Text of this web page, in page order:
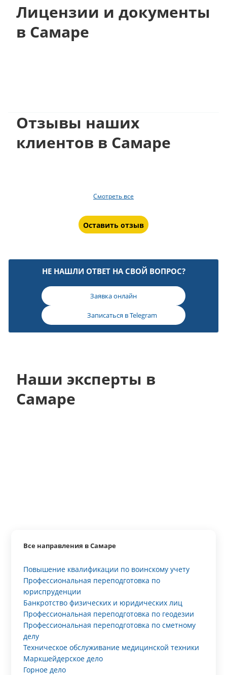
Лицензии и документы
в Самаре
Отзывы наших
клиентов в Самаре
Смотреть все
Оставить отзыв
НЕ НАШЛИ ОТВЕТ НА СВОЙ ВОПРОС?
Заявка онлайн
Записаться вTelegram
Наши эксперты в
Самаре
Все направления в Самаре
Повышение квалификации по воинскому учету
Профессиональная переподготовка по
юриспруденции
Банкротство физических и юридических лиц
Профессиональная переподготовка по геодезии
Профессиональная переподготовка по сметному
делу
Техническое обслуживание медицинской техники
Маркшейдерское дело
Горное дело